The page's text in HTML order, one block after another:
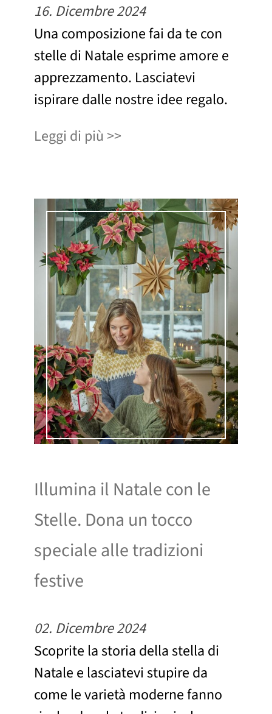
16. Dicembre 2024
Una composizione fai da te con
stelle di Natale esprime amore e
apprezzamento. Lasciatevi
ispirare dalle nostre idee regalo.
Leggi di più
Illumina il Natale con le
Stelle. Dona un tocco
speciale alle tradizioni
festive
02. Dicembre 2024
Scoprite la storia della stella di
Natale e lasciatevi stupire da
come le varietà moderne fanno